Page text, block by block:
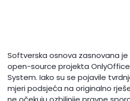
Softverska osnova zasnovana
open-source projekta
System. Iako su se pojavile
mjeri podsjeća na originalno